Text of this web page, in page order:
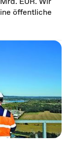
öffentliche